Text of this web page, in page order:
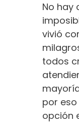
No hay
vivió
todos
por
opción